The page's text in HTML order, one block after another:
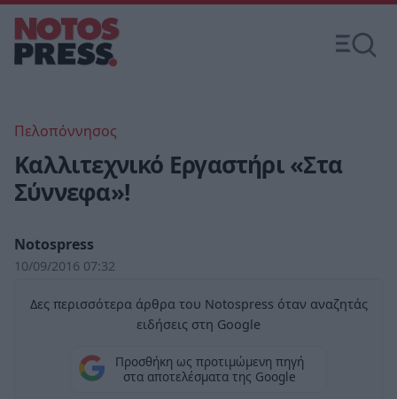
Πελοπόννησος
Καλλιτεχνικό Εργαστήρι «Στα
Σύννεφα»!
Notospress
10/09/2016 07:32
Δες περισσότερα άρθρα του Notospress όταν αναζητάς
ειδήσεις στη Google
Προσθήκη ως προτιμώμενη πηγή
στα αποτελέσματα της Google